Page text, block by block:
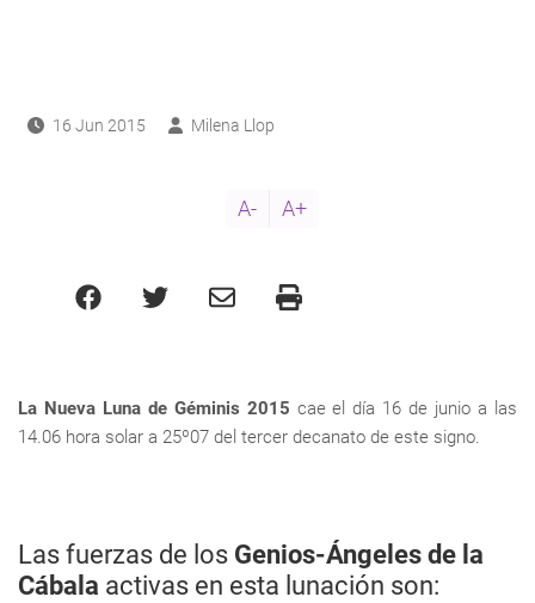
16 Jun 2015 Milena Llop
A- A+
La Nueva Luna de Géminis 2015 cae el día 16 de junio a las
14.06 hora solar a 25º07 del tercer decanato de este signo.
Las fuerzas de los Genios-Ángeles de la
Cábala activas en esta lunación son: